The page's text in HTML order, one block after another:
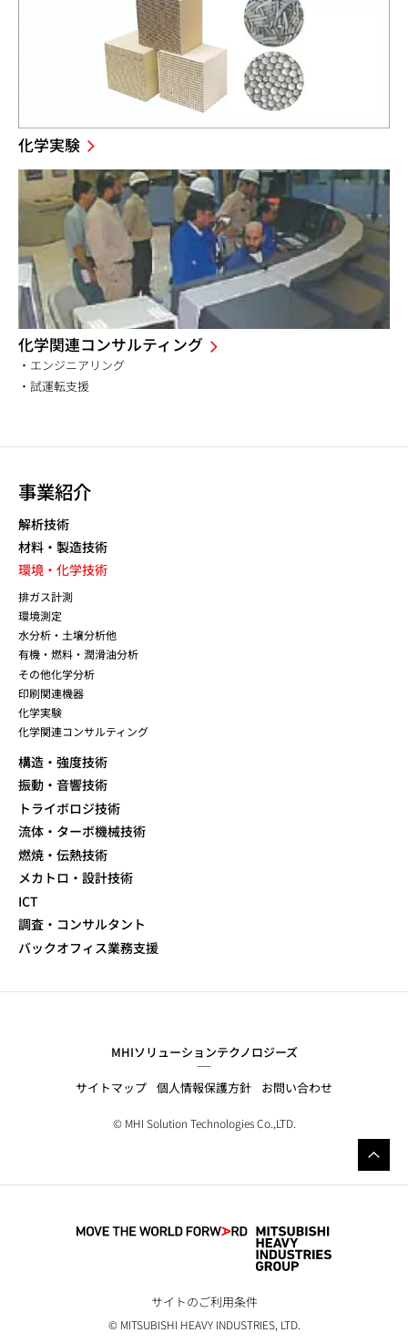
化学実験
化学関連コンサルティング
・エンジニアリング
・試運転支援
事業紹介
解析技術
材料・製造技術
環境・化学技術
排ガス計測
環境測定
水分析・土壌分析他
有機・燃料・潤滑油分析
その他化学分析
印刷関連機器
化学実験
化学関連コンサルティング
構造・強度技術
振動・音響技術
トライボロジ技術
流体・ターボ機械技術
燃焼・伝熱技術
メカトロ・設計技術
ICT
調査・コンサルタント
バックオフィス業務支援
MHIソリューションテクノロジーズ
サイトマップ 個人情報保護方針 お問い合わせ
© MHI Solution Technologies Co.,LTD.
サイトのご利用条件
© MITSUBISHI HEAVY INDUSTRIES, LTD.